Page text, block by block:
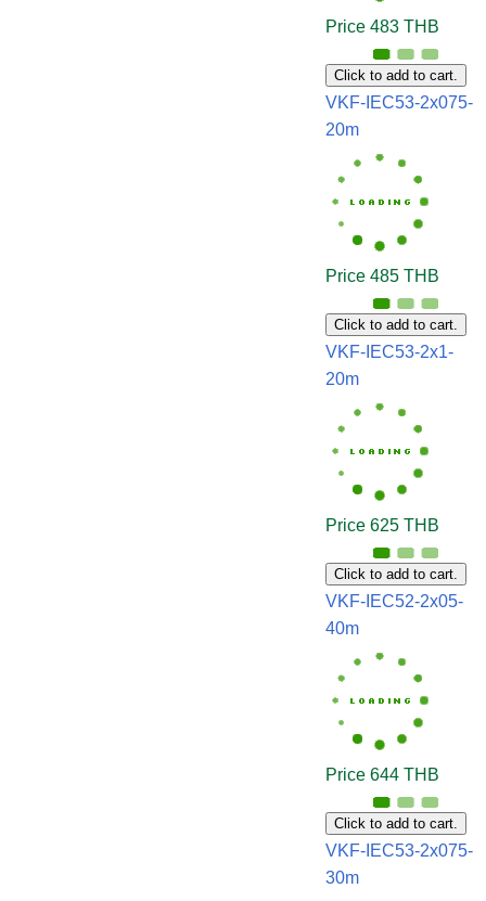
Price 483 THB
Click to add to cart.
VKF-IEC53-2x075-
20m
Price 485 THB
Click to add to cart.
VKF-IEC53-2x1-
20m
Price 625 THB
Click to add to cart.
VKF-IEC52-2x05-
40m
Price 644 THB
Click to add to cart.
VKF-IEC53-2x075-
30m